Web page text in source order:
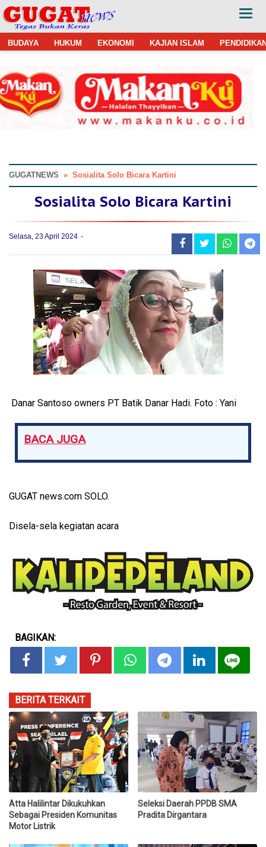
BUDAYA HUKUM EKONOMI KAJIAN ISLAM
GUGATNEWS » Sosialita Solo Bicara Kartini
Sosialita Solo Bicara Kartini
Selasa, 23 April 2024
Danar Santoso owners PT Batik Danar Hadi. Foto : Yani
BACA JUGA
GUGAT news.com SOLO.
Disela-sela kegiatan acara
BAGIKAN:
BERITA TERKAIT
Atta Halilintar Dikukuhkan
Sebagai Presiden Komunitas
Motor Listrik
Seleksi Daerah PPDB SMA
Pradita Dirgantara